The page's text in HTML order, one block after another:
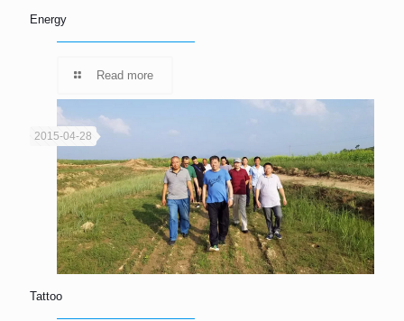
Energy
Read more
2015-04-28
Tattoo